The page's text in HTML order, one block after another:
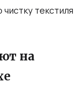
текстиля
на